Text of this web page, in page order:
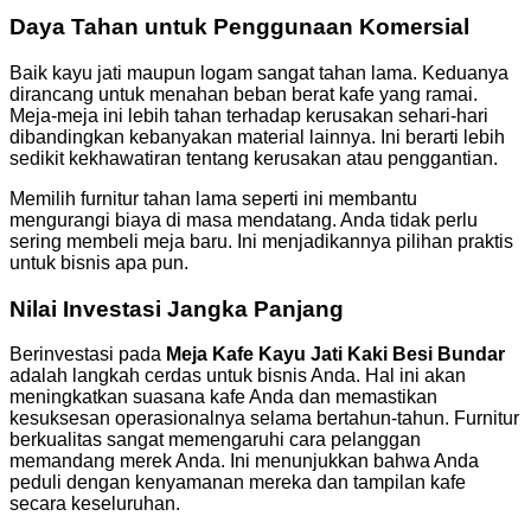
Daya Tahan untuk Penggunaan Komersial
Baik kayu jati maupun logam sangat tahan lama. Keduanya
dirancang untuk menahan beban berat kafe yang ramai.
Meja-meja ini lebih tahan terhadap kerusakan sehari-hari
dibandingkan kebanyakan material lainnya. Ini berarti lebih
sedikit kekhawatiran tentang kerusakan atau penggantian.
Memilih furnitur tahan lama seperti ini membantu
mengurangi biaya di masa mendatang. Anda tidak perlu
sering membeli meja baru. Ini menjadikannya pilihan praktis
untuk bisnis apa pun.
Nilai Investasi Jangka Panjang
Berinvestasi pada Meja Kafe Kayu Jati Kaki Besi Bundar
adalah langkah cerdas untuk bisnis Anda. Hal ini akan
meningkatkan suasana kafe Anda dan memastikan
kesuksesan operasionalnya selama bertahun-tahun. Furnitur
berkualitas sangat memengaruhi cara pelanggan
memandang merek Anda. Ini menunjukkan bahwa Anda
peduli dengan kenyamanan mereka dan tampilan kafe
secara keseluruhan.